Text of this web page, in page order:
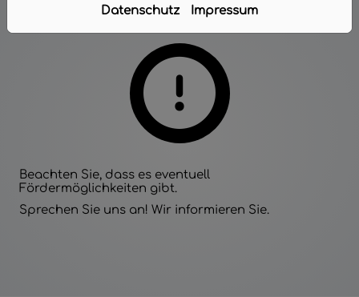
Beachten Sie, dass es eventuell
Fördermöglichkeiten gibt.
Sprechen Sie uns an! Wir informieren Sie.​
Datenschutz Impressum